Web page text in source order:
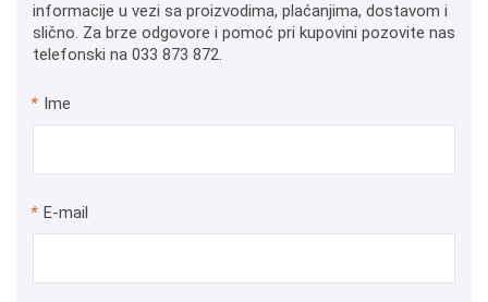
informacije u vezi sa proizvodima, plaćanjima, dostavom i
slično. Za brze odgovore i pomoć pri kupovini pozovite nas
telefonski na 033 873 872.
* Ime
* E-mail